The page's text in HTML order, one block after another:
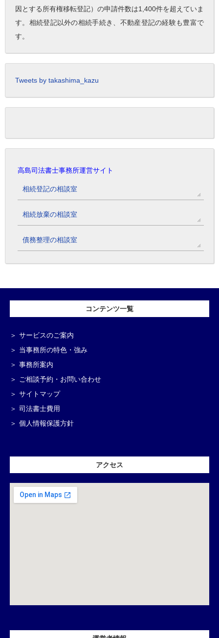
因とする所有権移転登記）の申請件数は1,400件を超えていま
す。相続登記以外の相続手続き、不動産登記の経験も豊富で
す。
Tweets by takashima_kazu
高島司法書士事務所運営サイト
相続登記の相談室
相続放棄の相談室
債務整理の相談室
コンテンツ一覧
サービスのご案内
当事務所の特色・強み
事務所案内
ご相談予約・お問い合わせ
サイトマップ
司法書士費用
個人情報保護方針
アクセス